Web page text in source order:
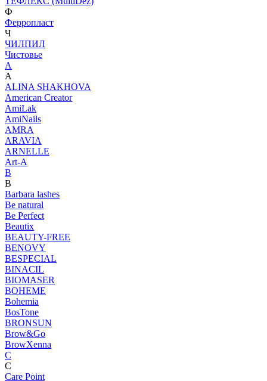
Ф
Ферропласт
Ч
ЧИЛПИЛ
Чистовье
A
A
ALINA SHAKHOVA
American Creator
AmiLak
AmiNails
AMRA
ARAVIA
ARNELLE
Art-A
B
B
Barbara lashes
Be natural
Be Perfect
Beautix
BEAUTY-FREE
BENOVY
BESPECIAL
BINACIL
BIOMASER
BOHEME
Bohemia
BosTone
BRONSUN
Brow&Go
BrowXenna
C
C
Care Point